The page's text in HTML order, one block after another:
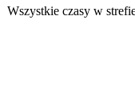
Wszystkie czasy w